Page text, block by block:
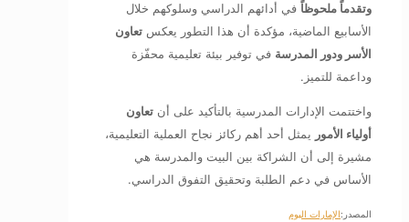
وتقدماً ملحوظاً في أدائهم الدراسي وسلوكهم خلال
الأسابيع الماضية، مؤكدة أن هذا التطور يعكس تعاون
الأسر ودور المدرسة في توفير بيئة تعليمية محفّزة
وداعمة للتميز.
واختتمت الإدارات المدرسية بالتأكيد على أن تعاون
أولياء الأمور يمثل أحد أهم ركائز نجاح العملية التعليمية،
مشيرة إلى أن الشراكة بين البيت والمدرسة هي
الأساس في دعم الطلبة وتحقيق التفوق الدراسي.
المصدر:الإمارات اليوم